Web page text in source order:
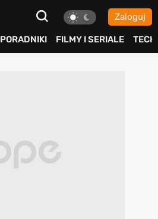
Zaloguj
PORADNIKI FILMY I SERIALE TECH